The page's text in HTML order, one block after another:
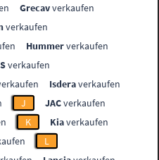
Grecavverkaufen
verkaufen
Hummerverkaufen
verkaufen
Isderaverkaufen
J JACverkaufen
K Kiaverkaufen
L